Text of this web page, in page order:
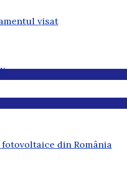
visat
din România